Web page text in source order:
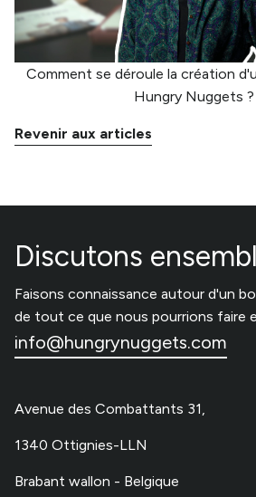
Comment se déroule la création
Hungry Nuggets ?
Revenir aux articles
Discutons
Faisons connaissance autour d'un
de tout ce que nous pourrions faire
info@hungrynuggets.com
Avenue des Combattants 31,
1340 Ottignies-LLN
Brabant wallon - Belgique